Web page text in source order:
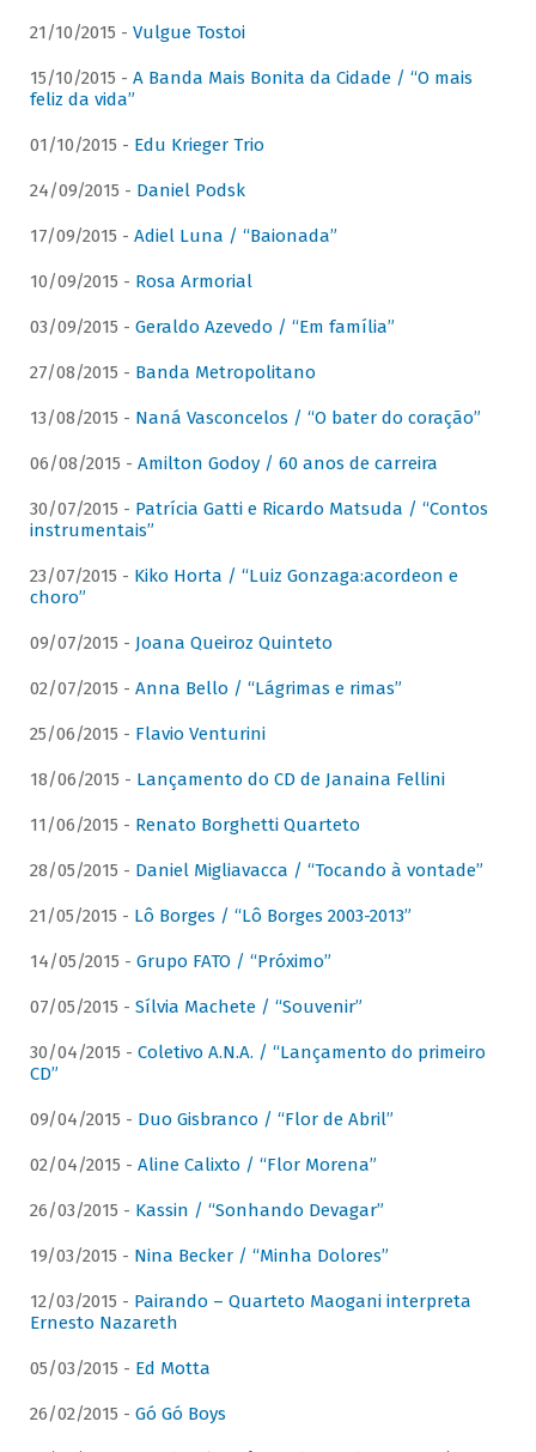
21/10/2015 - Vulgue Tostoi
15/10/2015 - A Banda Mais Bonita da Cidade / “O mais
feliz da vida”
01/10/2015 - Edu Krieger Trio
24/09/2015 - Daniel Podsk
17/09/2015 - Adiel Luna / “Baionada”
10/09/2015 - Rosa Armorial
03/09/2015 - Geraldo Azevedo / “Em família”
27/08/2015 - Banda Metropolitano
13/08/2015 - Naná Vasconcelos / “O bater do coração”
06/08/2015 - Amilton Godoy / 60 anos de carreira
30/07/2015 - Patrícia Gatti e Ricardo Matsuda / “Contos
instrumentais”
23/07/2015 - Kiko Horta / “Luiz Gonzaga:acordeon e
choro”
09/07/2015 - Joana Queiroz Quinteto
02/07/2015 - Anna Bello / “Lágrimas e rimas”
25/06/2015 - Flavio Venturini
18/06/2015 - Lançamento do CD de Janaina Fellini
11/06/2015 - Renato Borghetti Quarteto
28/05/2015 - Daniel Migliavacca / “Tocando à vontade”
21/05/2015 - Lô Borges / “Lô Borges 2003-2013”
14/05/2015 - Grupo FATO / “Próximo”
07/05/2015 - Sílvia Machete / “Souvenir”
30/04/2015 - Coletivo A.N.A. / “Lançamento do primeiro
CD”
09/04/2015 - Duo Gisbranco / “Flor de Abril”
02/04/2015 - Aline Calixto / “Flor Morena”
26/03/2015 - Kassin / “Sonhando Devagar”
19/03/2015 - Nina Becker / “Minha Dolores”
12/03/2015 - Pairando – Quarteto Maogani interpreta
Ernesto Nazareth
05/03/2015 - Ed Motta
26/02/2015 - Gó Gó Boys